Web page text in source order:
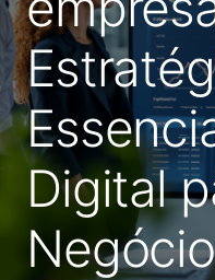
Digital
Negócio